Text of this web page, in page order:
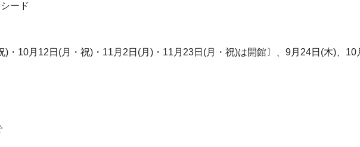
ード
)・10月12日(月・祝)・11月2日(月)・11月23日(月・祝)は開館〕、9月24日(木)、10